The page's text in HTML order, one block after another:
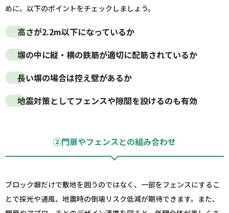
めに、以下のポイントをチェックしましょう。
高さが2.2m以下になっているか
塀の中に縦・横の鉄筋が適切に配筋されているか
長い塀の場合は控え壁があるか
地震対策としてフェンスや隙間を設けるのも有効
②門扉やフェンスとの組み合わせ
ブロック塀だけで敷地を囲うのではなく、一部をフェンスにするこ
とで採光や通風、地震時の倒壊リスク低減が期待できます。また、